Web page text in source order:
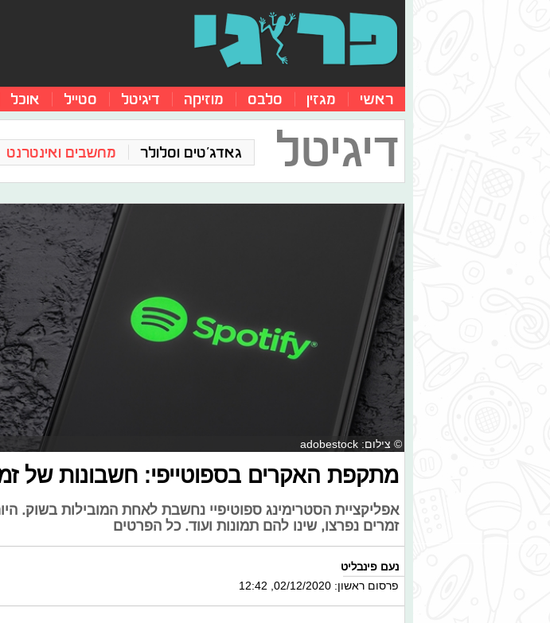
ראשי מגזין סלבס מוזיקה דיגיטל סטייל אוכל
דיגיטל גאדג'טים וסלולר מחשבים ואינטרנט
© צילום: adobestock
מתקפת האקרים בספוטייפי: חשבונות של
אפליקציית הסטרימינג ספוטיפיי נחשבת לאחת המובילות בשוק.
זמרים נפרצו, שינו להם תמונות ועוד. כל הפרטים
נעם פינבליט
פרסום ראשון: 02/12/2020, 12:42